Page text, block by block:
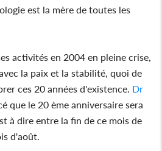
est la mère de toutes les
activités en 2004 en pleine crise,
la paix et la stabilité, quoi de
ces 20 années d'existence. Dr
que le 20 ème anniversaire sera
à dire entre la fin de ce mois de
d'août.